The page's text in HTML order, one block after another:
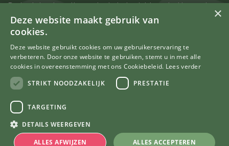
De laatste nieuwtjes en leukste berichten vind je op de
de volgende kanalen:
Uw mening telt
© Tuincentrum De Driesprong
Tuincentrum Overzicht
×
Deze website maakt gebruik van
cookies.
Deze website gebruikt cookies om uw gebruikerservaring te
verbeteren. Door onze website te gebruiken, stemt u in met alle
cookies in overeenstemming met ons Cookiebeleid. Lees verder
STRIKT NOODZAKELIJK
PRESTATIE
TARGETING
DETAILS WEERGEVEN
ALLES ACCEPTEREN
ALLES AFWIJZEN